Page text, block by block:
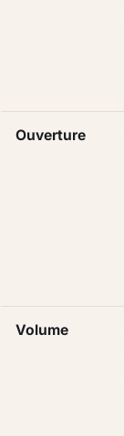
Ouverture
Volume